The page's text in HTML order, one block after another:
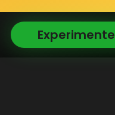
Experimente